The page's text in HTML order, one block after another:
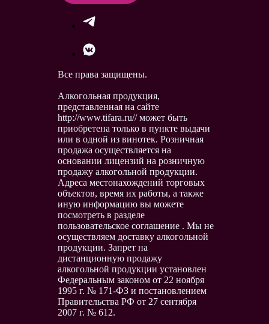
Все права защищены.
Алкогольная продукция,
представленная на сайте
http://www.tifara.ru// может быть
приобретена только в пункте выдачи
или в одной из винотек. Розничная
продажа осуществляется на
основании лицензий на розничную
продажу алкогольной продукции.
Адреса местонахождений торговых
объектов, время их работы, а также
иную информацию вы можете
посмотреть в разделе
пользовательское соглашение . Мы не
осуществляем доставку алкогольной
продукции. Запрет на
дистанционную продажу
алкогольной продукции установлен
Федеральным законом от 22 ноября
1995 г. № 171-ФЗ и постановлением
Правительства РФ от 27 сентября
2007 г. № 612.